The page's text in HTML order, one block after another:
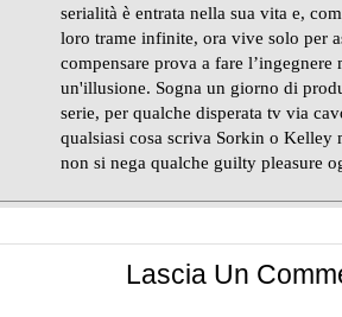
serialità è entrata nella sua vita e,
loro trame infinite, ora vive solo per
compensare prova a fare l’ingegnere
un'illusione. Sogna un giorno di
serie, per qualche disperata tv via
qualsiasi cosa scriva Sorkin o Kelley
non si nega qualche guilty pleasure
Lascia Un